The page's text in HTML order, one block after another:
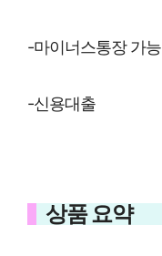
-마이너스통장 가능
-신용대출
상품 요약